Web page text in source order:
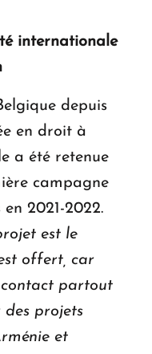
internationale
depuis
en droit à
a été retenue
campagne
en 2021-2022.
est le
offert, car
contact partout
des projets
et